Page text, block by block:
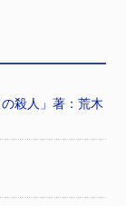
殺人」著：荒木